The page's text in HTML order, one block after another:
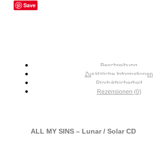
Save
Beschreibung
Zusätzliche Informationen
Produktsicherheit
Rezensionen (0)
ALL MY SINS – Lunar / Solar CD